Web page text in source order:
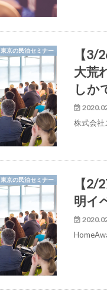
東京の民泊セミナー
【3/
大荒
しか
株式会社
東京の民泊セミナー
【2/
明イ